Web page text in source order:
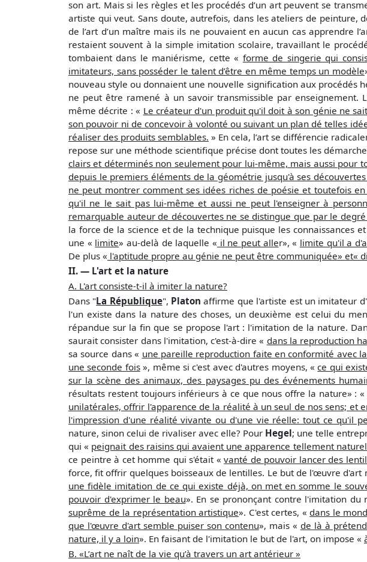
son art. Mais si les règles et les procédés d’un art peuvent se
artiste qui veut. Sans doute, autrefois, dans les ateliers de peinture,
de l’art d’un maître mais ils ne pouvaient en aucun cas apprendre
restaient souvent à la simple imitation scolaire, travaillant le
tombaient dans le maniérisme, cette « forme de singerie qui
imitateurs, sans posséder le talent d’être en même temps un modèle
nouveau style ou donnaient une nouvelle signification aux procédés
ne peut être ramené à un savoir transmissible par enseignement.
même décrite : « Le créateur d'un produit qu'il doit à son génie ne
son pouvoir ni de concevoir à volonté ou suivant un plan dé telles
réaliser des produits semblables. » En cela, l’art se différencie
repose sur une méthode scientifique précise dont toutes les
clairs et déterminés non seulement pour lui-même, mais aussi pour
depuis le premiers éléments de la géométrie jusqu'à ses
ne peut montrer comment ses idées riches de poésie et toutefois
qu'il ne le sait pas lui-même et aussi ne peut l'enseigner à
remarquable auteur de découvertes ne se distingue que par le
la force de la science et de la technique puisque les connaissances
une « limite» au-delà de laquelle « il ne peut aller», « limite qu'il a
De plus « l'aptitude propre au génie ne peut être communiquée» et«
II. — L'art et la nature
A. L'art consiste-t-il à imiter la nature?
Dans "La République", Platon affirme que l'artiste est un imitateur
l'un existe dans la nature des choses, un deuxième est celui du
répandue sur la fin que se propose l'art : l'imitation de la nature.
saurait consister dans l'imitation, c'est-à-dire « dans la reproduction
sa source dans « une pareille reproduction faite en conformité avec
une seconde fois», même si c'est avec d'autres moyens, «ce qui
sur la scène des animaux, des paysages pu des événements
résultats restent toujours inférieurs à ce que nous offre la nature» : «
unilatérales, offrir l'apparence de la réalité à un seul de nos sens;
l'impression d'une réalité vivante ou d'une vie réelle: tout ce qu'il
nature, sinon celui de rivaliser avec elle? Pour Hegel; une telle
qui « peignait des raisins qui avaient une apparence tellement
ce peintre à cet homme qui s'était «vanté de pouvoir lancer des
force, fit offrir quelques boisseaux de lentilles. Le but de l'œuvre d'art
une fidèle imitation de ce qui existe déjà, on met en somme le
pouvoir d'exprimer le beau». En se prononçant contre l'imitation du
suprême de la représentation artistique». C'est certes, «dans le
que l'œuvre d'art semble puiser son contenu», mais « de là à
nature, il y a loin». En faisant de l'imitation le but de l'art, on impose «
B. «L’art ne naît de la vie qu’à travers un art antérieur »